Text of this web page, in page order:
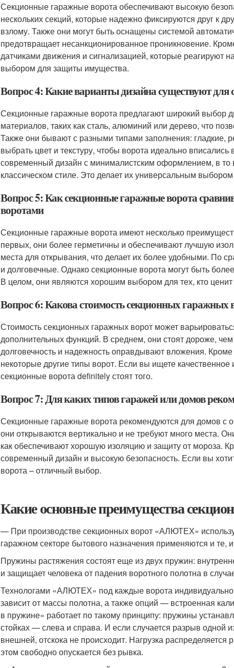
Секционные гаражные ворота обеспечивают высокую
нескольких секций, которые надежно фиксируются друг к
взлому. Также они могут быть оснащены системой
предотвращает несанкционированное проникновение.
датчиками движения и сигнализацией, которые реагируют
выбором для защиты имущества.
Вопрос 4: Какие варианты дизайна существуют
Секционные гаражные ворота предлагают широкий выбор
материалов, таких как сталь, алюминий или дерево, что
Также они бывают с разными типами заполнения: гладкие,
выбрать цвет и текстуру, чтобы ворота идеально
современный дизайн с минималистским оформлением, в то
классическом стиле. Это делает их универсальным
Вопрос 5: Как секционные гаражные ворота
воротами
Секционные гаражные ворота имеют несколько
первых, они более герметичны и обеспечивают лучшую
места для открывания, что делает их более удобными. По
и долговечные. Однако секционные ворота могут быть
В целом, они являются хорошим выбором для тех, кто ценит
Вопрос 6: Какова стоимость секционных гаражных
Стоимость секционных гаражных ворот может
дополнительных функций. В среднем, они стоят дороже,
долговечность и надежность оправдывают вложения.
некоторые другие типы ворот. Если вы ищете
секционные ворота definitely стоят того.
Вопрос 7: Для каких типов гаражей или домов
Секционные гаражные ворота рекомендуются для домов с
они открываются вертикально и не требуют много места.
как обеспечивают хорошую изоляцию и защиту от мороза.
современный дизайн и высокую безопасность. Если вы
ворота – отличный выбор.
Какие основные преимущества
— При производстве секционных ворот «АЛЮТЕХ»
гаражном секторе бытового назначения применяются и
Пружины растяжения состоят еще из двух пружин:
и защищает человека от падения воротного полотна в
Технологами «АЛЮТЕХ» под каждые ворота
зависит от массы полотна, а также опций — встроенная
в пружине» работает по такому принципу: пружины
стойках — слева и справа. И если случается разрыв одной
внешней, отскока не происходит. Нагрузка
этом свободно опускается без рывка.